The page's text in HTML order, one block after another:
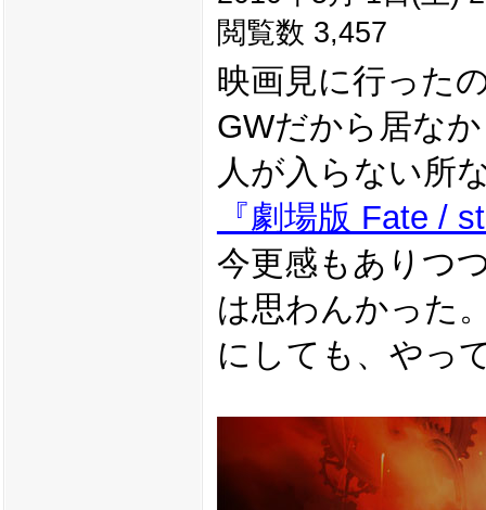
閲覧数 3,457
映画見に行った
GWだから居な
人が入らない所
『劇場版 Fate /
今更感もありつ
は思わんかった
にしても、やっ